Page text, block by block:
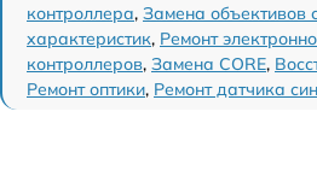
контроллера, Замена объективов
характеристик, Ремонт
контроллеров, Замена CORE,
Ремонт оптики, Ремонт датчика